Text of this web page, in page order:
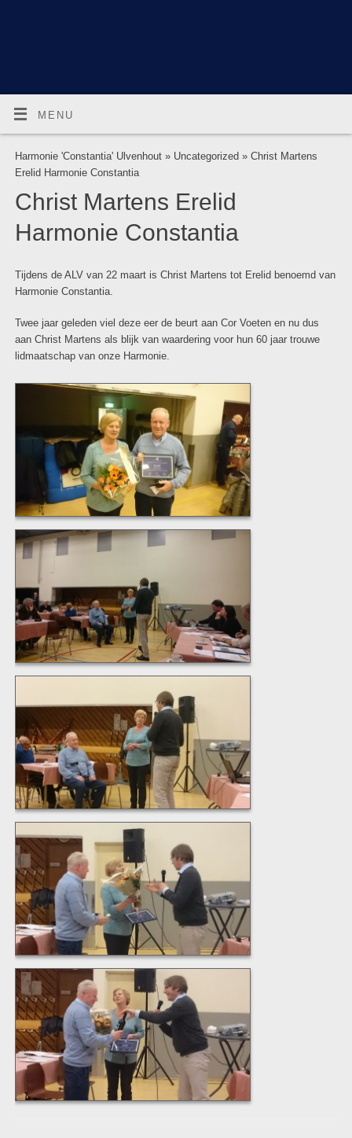
MENU
Harmonie 'Constantia' Ulvenhout» Uncategorized » Christ Martens
Erelid Harmonie Constantia
Christ Martens Erelid
Harmonie Constantia
Tijdens de ALV van 22 maart is Christ Martens tot Erelid benoemd van
Harmonie Constantia.
Twee jaar geleden viel deze eer de beurt aan Cor Voeten en nu dus
aan Christ Martens als blijk van waardering voor hun 60 jaar trouwe
lidmaatschap van onze Harmonie.